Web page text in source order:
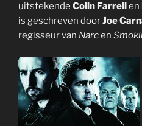
uitstekende Colin Farrellen
is geschreven doorJoe
regisseur van Narcen